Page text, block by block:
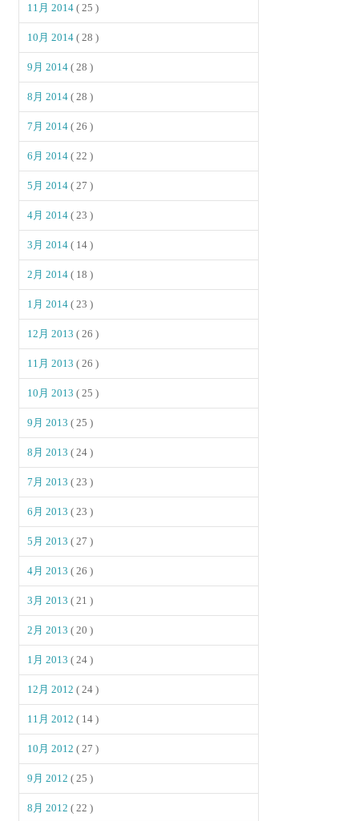
11月 2014( 25 )
10月 2014( 28 )
9月 2014( 28 )
8月 2014( 28 )
7月 2014( 26 )
6月 2014( 22 )
5月 2014( 27 )
4月 2014( 23 )
3月 2014( 14 )
2月 2014( 18 )
1月 2014( 23 )
12月 2013( 26 )
11月 2013( 26 )
10月 2013( 25 )
9月 2013( 25 )
8月 2013( 24 )
7月 2013( 23 )
6月 2013( 23 )
5月 2013( 27 )
4月 2013( 26 )
3月 2013( 21 )
2月 2013( 20 )
1月 2013( 24 )
12月 2012( 24 )
11月 2012( 14 )
10月 2012( 27 )
9月 2012( 25 )
8月 2012( 22 )